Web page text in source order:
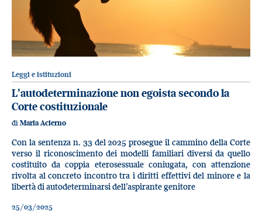
Leggi e istituzioni
L'autodeterminazione non egoista secondo la
Corte costituzionale
di Maria Acierno
Con la sentenza n. 33 del 2025 prosegue il cammino della Corte
verso il riconoscimento dei modelli familiari diversi da quello
costituito da coppia eterosessuale coniugata, con attenzione
rivolta al concreto incontro tra i diritti effettivi del minore e la
libertà di autodeterminarsi dell’aspirante genitore
25/03/2025